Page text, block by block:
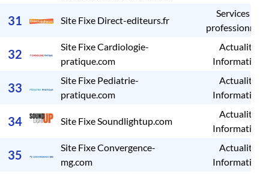
31 Site Fixe Direct-editeurs.fr
Services aux
professionnels
32
Site Fixe Cardiologie-
pratique.com
Actualités /
Informations
33
Site Fixe Pediatrie-
pratique.com
Actualités /
Informations
34 Site Fixe Soundlightup.com
Actualités /
Informations
35
Site Fixe Convergence-
mg.com
Actualités /
Informations